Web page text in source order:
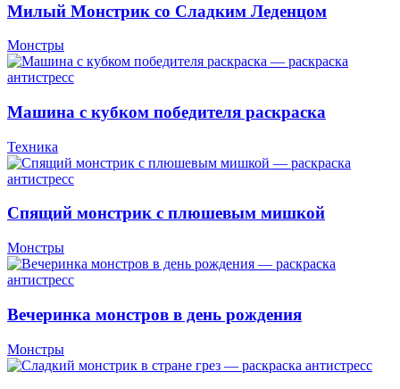
Милый Монстрик со Сладким Леденцом
Монстры
Машина с кубком победителя раскраска
Техника
Спящий монстрик с плюшевым мишкой
Монстры
Вечеринка монстров в день рождения
Монстры